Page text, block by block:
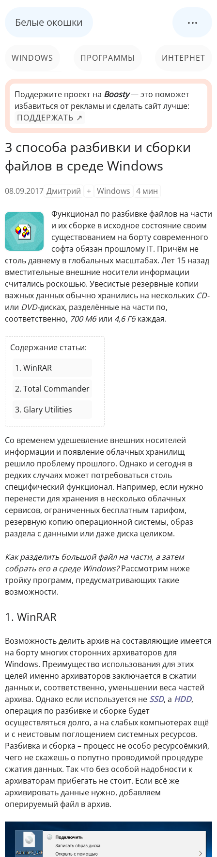
Белые окошки ...
WINDOWS ПРОГРАММЫ ИНТЕРНЕТ
КОМПЬЮТЕР
СИСТЕМА
Поддержите проект на Boosty— это поможет
избавиться от рекламы и сделать сайт лучше:
ПОДДЕРЖАТЬ ↗
3 способа разбивки и сборки
файлов в среде Windows
08.09.2017 Дмитрий + Windows 4 мин
Функционал по разбивке файлов на части
и их сборке в исходное состояние своим
существованием на борту современного
софта обязан прошлому IT. Причём не
столь давнему в глобальных масштабах. Лет 15 назад
вместительные внешние носители информации
считались роскошью. Увесистые резервные копии
важных данных обычно хранились на нескольких CD-
или DVD-дисках, разделённые на части по,
соответственно, 700 Мбили 4,6 Гбкаждая.
Содержание статьи:
1. WinRAR
2. Total Commander
3. Glary Utilities
Со временем удешевление внешних носителей
информации и появление облачных хранилищ
решило проблему прошлого. Однако и сегодня в
редких случаях может потребоваться столь
специфический функционал. Например, если нужно
перенести для хранения в несколько облачных
сервисов, ограниченных бесплатным тарифом,
резервную копию операционной системы, образ
раздела с данными или даже диска целиком.
Как разделить большой файл на части, а затем
собрать его в среде Windows?Рассмотрим ниже
тройку программ, предусматривающих такие
возможности.
1. WinRAR
Возможность делить архив на составляющие имеется
на борту многих сторонних архиваторов для
Windows. Преимущество использования для этих
целей именно архиваторов заключается в сжатии
данных и, соответственно, уменьшении веса частей
архива. Однако если используется не SSD, а HDD,
операция по разбивке и сборке будет
осуществляться долго, а на слабых компьютерах ещё
и с неистовым поглощением системных ресурсов.
Разбивка и сборка – процесс не особо ресурсоёмкий,
чего не скажешь о попутно проводимой процедуре
сжатия данных. Так что без особой надобности к
архиваторам прибегать не стоит. Если всё же
архивировать данные нужно, добавляем
оперируемый файл в архив.